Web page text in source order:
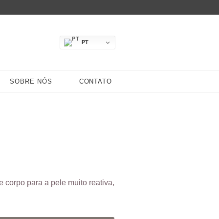
PT
SOBRE NÓS CONTATO
corpo para a pele muito reativa,